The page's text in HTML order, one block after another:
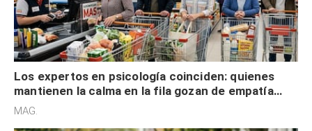
Los expertos en psicología coinciden: quienes
mantienen la calma en la fila gozan de empatía
cognitiva, gratitud y no solo tienen autocontrol
MAG.